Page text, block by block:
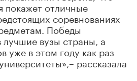
покажет отличные
соревнованиях
Победы
лучшие вузы страны, а
уже в этом году как раз
рассказала